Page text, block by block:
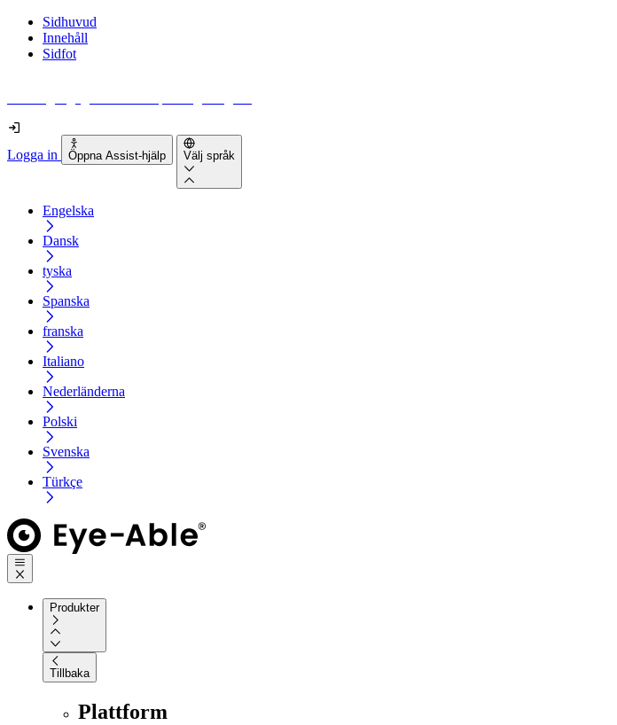
Sidhuvud
Innehåll
Sidfot
Logga in Öppna Assist-hjälp Välj språk
Engelska
Dansk
tyska
Spanska
franska
Italiano
Nederländerna
Polski
Svenska
Türkçe
Produkter
Tillbaka
Plattform